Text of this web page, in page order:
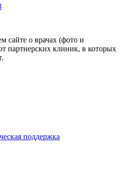
о врачах (фото и
партнерских клиник, в которых
поддержка